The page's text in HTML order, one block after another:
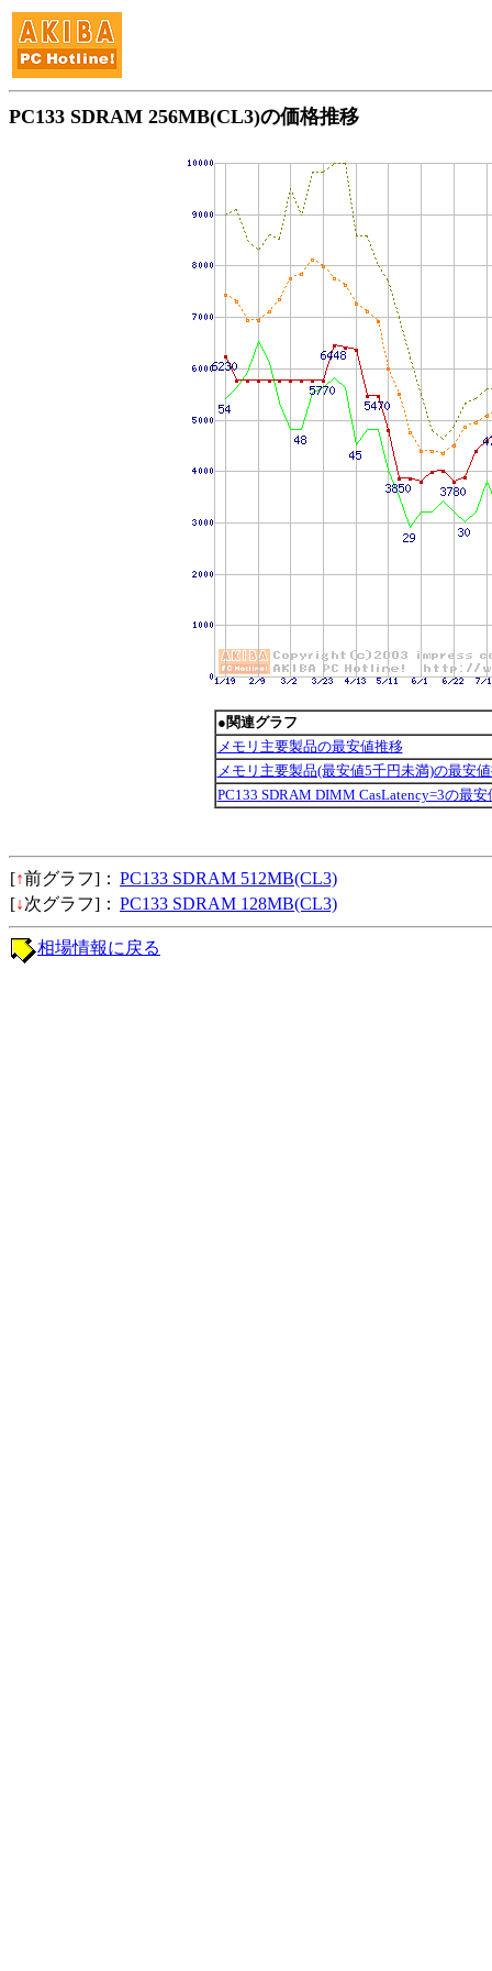
PC133 SDRAM 256MB(CL3)の価格推移
●関連グラフ
メモリ主要製品の最安値推移
メモリ主要製品(最安値5千円未満)の最安
PC133 SDRAM DIMM CasLatency=3の最安
[↑前グラフ]： PC133 SDRAM 512MB(CL3)
[↓次グラフ]： PC133 SDRAM 128MB(CL3)
相場情報に戻る